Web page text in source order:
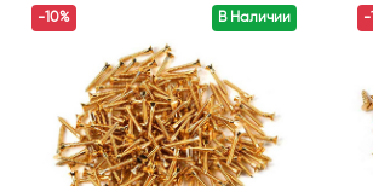
В Наличии
-10% -